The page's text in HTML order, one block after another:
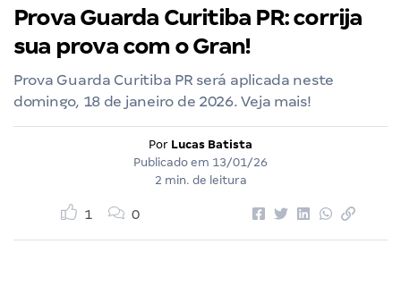
Prova Guarda Curitiba PR: corrija
sua prova com o Gran!
Prova Guarda Curitiba PR será aplicada neste
domingo, 18 de janeiro de 2026. Veja mais!
Por Lucas Batista
Publicado em 13/01/26
2 min. de leitura
1 0